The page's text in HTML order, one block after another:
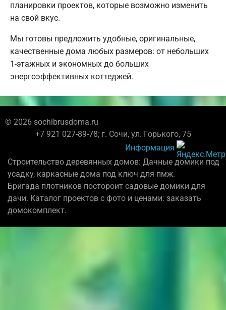
планировки проектов, которые возможно изменить
на свой вкус.
Мы готовы предложить удобные, оригинальные,
качественные дома любых размеров: от небольших
1-этажных и экономных до больших
энергоэффективных коттеджей.
© 2026 sochibrusdoma.ru
+7 921 027-89-78; г. Сочи, ул. Горького, 75
Информация
Строительство деревянных домов: Дачные домики под
усадку, каркасные дома под ключ для пмж.
Бригада плотников постороит садовые домики для
дачи. Каталог проектов с фото и ценами: заказать
домокомплект.